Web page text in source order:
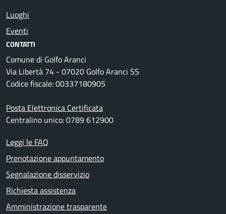
Luoghi
Eventi
CONTATTI
Comune di Golfo Aranci
Via Libertà 74 - 07020 Golfo Aranci SS
Codice fiscale: 00337180905
Posta Elettronica Certificata
Centralino unico: 0789 612900
Leggi le FAQ
Prenotazione appuntamento
Segnalazione disservizio
Richiesta assistenza
Amministrazione trasparente